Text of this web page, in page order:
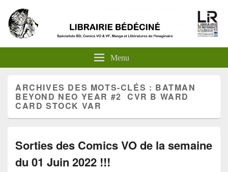
Menu
ARCHIVES DES MOTS-CLÉS : BATMAN
BEYOND NEO YEAR #2 CVR B WARD
CARD STOCK VAR
Sorties des Comics VO de la semaine
du 01 Juin 2022 !!!